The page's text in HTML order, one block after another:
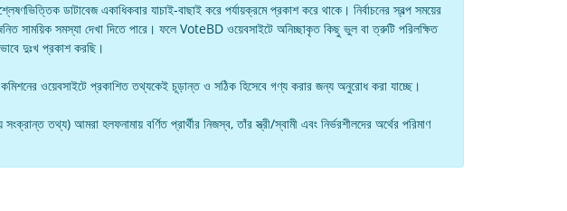
ডাটাবেজ একাধিকবার যাচাই-বাছাই করে পর্যায়ক্রমে প্রকাশ করে থাকে। নির্বাচনের স্বল্প সময়ের
সাময়িক সমস্যা দেখা দিতে পারে। ফলে VoteBD ওয়েবসাইটে অনিচ্ছাকৃত কিছু ভুল বা ত্রুটি পরিলক্ষিত
দুঃখ প্রকাশ করছি।
ওয়েবসাইটে প্রকাশিত তথ্যকেই চূড়ান্ত ও সঠিক হিসেবে গণ্য করার জন্য অনুরোধ করা যাচ্ছে।
তথ্য) আমরা হলফনামায় বর্ণিত প্রার্থীর নিজস্ব, তাঁর স্ত্রী/স্বামী এবং নির্ভরশীলদের অর্থের পরিমাণ